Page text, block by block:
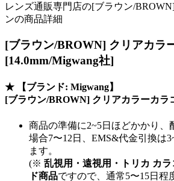
レンズ通販専門店の[ブラウン/
ンの商品詳細
[ブラウン/BROWN] クリアカラ
[14.0mm/Migwang社]
★
【ブランド: Migwang】
[ブラウン/BROWN] クリアカラーカラ
商品の準備に2~5日ほどかかり、
場合7〜12日、EMS&代金引換は
ます。
(※ 乱視用・遠視用・トリカ カ
ド商品ですので、 通常5〜15日程